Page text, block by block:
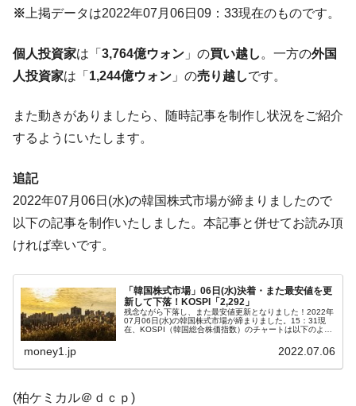
『Money1』
韓国製造業「半導体絶好調」のウラで他業
『Money1』
【米韓激突案件】韓国消費者院が『クーパ
ン』1人当たり賠償10万ウォンを認定 ⇒ 総額3兆7,000億
韓国で猛暑。南東部では干ばつ
『Money1』
韓国型イージス搭載の次世代駆逐艦
『Money1』
に韓国がいっちょがみしたのでは。
『Money1』
韓国政府『BYD』車への補助金を全廃 ⇒ 実
は韓国で『BYD』車は売れている。6カ月で対前年同期比
1.9倍！
く空港に詰めかけ「出て行け！」「極右勢力」のプラカー
ドを掲げる「在韓反米勢力」
『Money1』
韓国政府「2035年までに18.4GW規模のAIデ
ータセンター整備」⇒ だから無理だってば。
※上掲データは2022年07月06日09：33現在のものです。
個人投資家は「 3,764億ウォン 」の買い越し 。一方の外国
人投資家は「 1,244億ウォン 」の売り越しです。
また動きがありましたら、随時記事を制作し状況をご紹介
するようにいたします。
追記
2022年07月06日(水)の韓国株式市場が締まりましたので
以下の記事を制作いたしました。本記事と併せてお読み頂
ければ幸いです。
「韓国株式市場」06日(水)決着・また最安値を更
新して下落！KOSPI「2,292」
残念ながら下落し、また最安値更新となりました！2022年
07月06日(水)の韓国株式市場が締まりました。15：31現
在、KOSPI（韓国総合株価指数）のチャートは以下のよう
money1.jp 2022.07.06
(柏ケミカル＠ｄｃｐ)